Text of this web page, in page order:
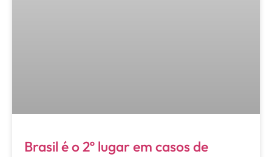
Brasil é o 2º lugar em casos de